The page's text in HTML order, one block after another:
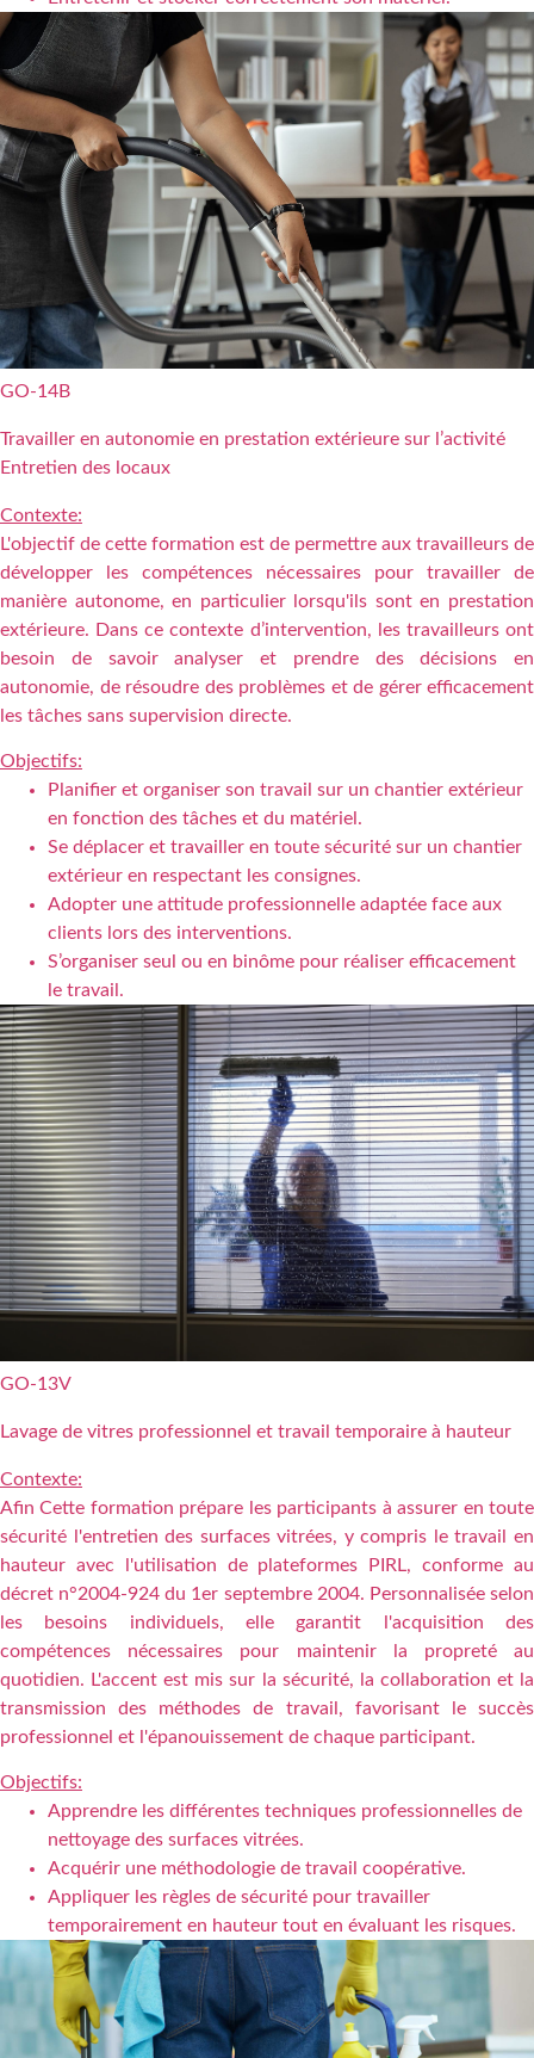
GO-14B
Travailler en autonomie en prestation extérieure sur l’activité
Entretien des locaux
Contexte:
L'objectif de cette formation est de permettre aux travailleurs de
développer les compétences nécessaires pour travailler de
manière autonome, en particulier lorsqu'ils sont en prestation
extérieure. Dans ce contexte d’intervention, les travailleurs ont
besoin de savoir analyser et prendre des décisions en
autonomie, de résoudre des problèmes et de gérer efficacement
les tâches sans supervision directe.
Objectifs:
Planifier et organiser son travail sur un chantier extérieur
en fonction des tâches et du matériel.
Se déplacer et travailler en toute sécurité sur un chantier
extérieur en respectant les consignes.
Adopter une attitude professionnelle adaptée face aux
clients lors des interventions.
S’organiser seul ou en binôme pour réaliser efficacement
le travail.
GO-13V
Lavage de vitres professionnel et travail temporaire à hauteur
Contexte:
Afin Cette formation prépare les participants à assurer en toute
sécurité l'entretien des surfaces vitrées, y compris le travail en
hauteur avec l'utilisation de plateformes PIRL, conforme au
décret n°2004-924 du 1er septembre 2004. Personnalisée selon
les besoins individuels, elle garantit l'acquisition des
compétences nécessaires pour maintenir la propreté au
quotidien. L'accent est mis sur la sécurité, la collaboration et la
transmission des méthodes de travail, favorisant le succès
professionnel et l'épanouissement de chaque participant.
Objectifs:
Apprendre les différentes techniques professionnelles de
nettoyage des surfaces vitrées.
Acquérir une méthodologie de travail coopérative.
Appliquer les règles de sécurité pour travailler
temporairement en hauteur tout en évaluant les risques.